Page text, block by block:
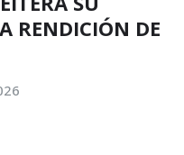
RENDICIÓN DE